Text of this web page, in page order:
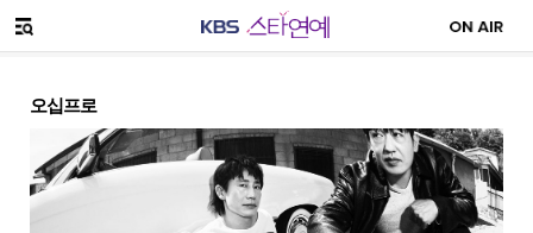
메뉴 열기
오십프로